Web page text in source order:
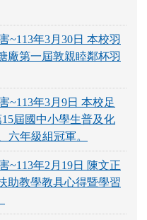
~113年3月30日 本校羽
廠第一屆敦親睦鄰杯羽
~113年3月9日 本校足
屆國中小學生普及化
六年級組冠軍。
~113年2月19日 陳文正
助教學教具心得暨學習